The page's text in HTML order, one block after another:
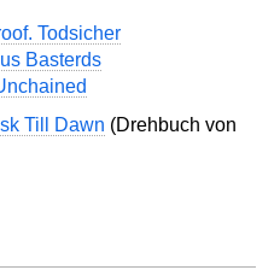
Todsicher
Basterds
Till Dawn (Drehbuch von